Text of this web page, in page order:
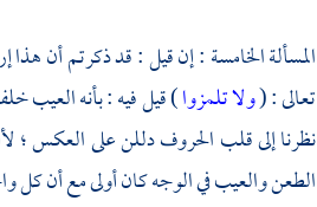
المسألة الخامسة : إن قيل : قد ذكرتم أن هذا
تعالى : (ولا تلمزوا) قيل فيه : بأنه العيب
نظرنا إلى قلب الحروف دللن على العكس ؛
الطعن والعيب في الوجه كان أولى مع أن كل